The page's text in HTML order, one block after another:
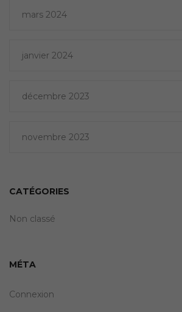
mars 2024
janvier 2024
décembre 2023
novembre 2023
CATÉGORIES
Non classé
MÉTA
Connexion